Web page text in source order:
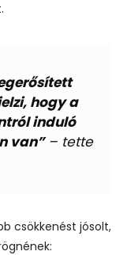
hogy a
induló
van”– tette
csökkenést jósolt,